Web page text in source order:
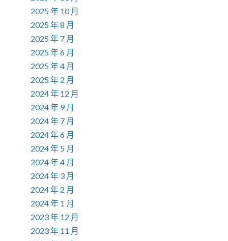
2025 年 10 月
2025 年 8 月
2025 年 7 月
2025 年 6 月
2025 年 4 月
2025 年 2 月
2024 年 12 月
2024 年 9 月
2024 年 7 月
2024 年 6 月
2024 年 5 月
2024 年 4 月
2024 年 3 月
2024 年 2 月
2024 年 1 月
2023 年 12 月
2023 年 11 月